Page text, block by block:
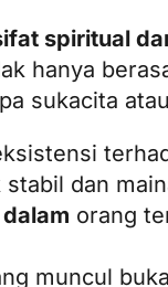
spiritual
hanya
sukacita
dan
orang
muncul